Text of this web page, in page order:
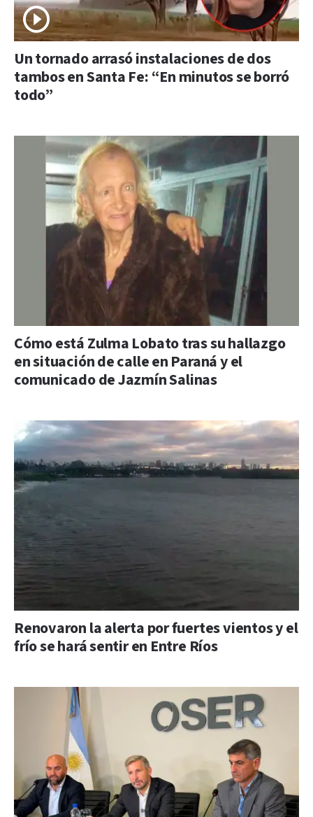
Un tornado arrasó instalaciones de dos
tambos en Santa Fe: “En minutos se borró
todo”
Cómo está Zulma Lobato tras su hallazgo
en situación de calle en Paraná y el
comunicado de Jazmín Salinas
Renovaron la alerta por fuertes vientos y el
frío se hará sentir en Entre Ríos